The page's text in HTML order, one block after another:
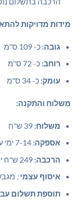
מידות מדויקות
גובה: כ- 109 ס"מ
רוחב: כ- 72 ס"מ
עומק: כ- 34 ס"מ
משלוח והתקנה:
משלוח:
אספקה:
הרכבה:
איסוף עצמי: מגבעת
תוספת תשלום